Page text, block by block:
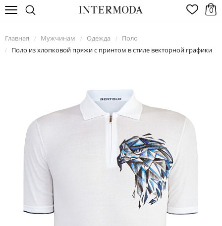
0
Главная / Мужчинам / Одежда / Поло
/ Поло из хлопковой пряжи с принтом в стиле векторной графики